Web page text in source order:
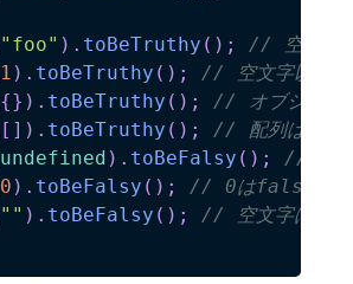
"foo" ) . toBeTruthy ( ) ;
// 空文字
1 ) . toBeTruthy ( ) ;
// 空文字以外
{} ) . toBeTruthy ( ) ;
// オブジェ
[ ] ) . toBeTruthy ( ) ;
// 配列は
undefined ) . toBeFalsy ( ) ;
//
0 ) . toBeFalsy ( ) ;
// 0はfalsy
"" ) . toBeFalsy ( ) ;
// 空文字は